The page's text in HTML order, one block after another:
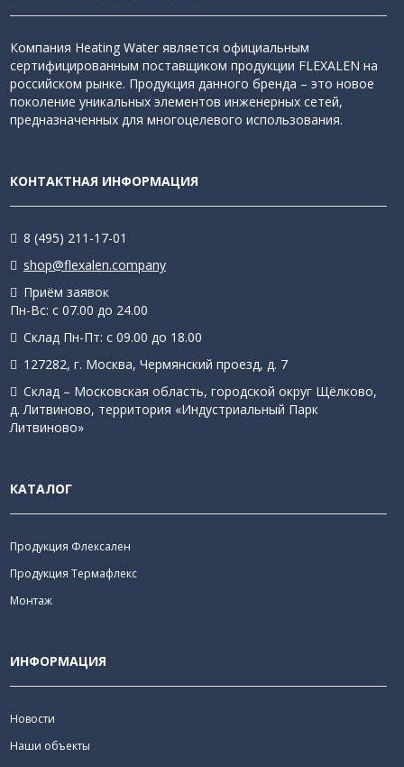
Компания Heating Water является официальным
сертифицированным поставщиком продукции FLEXALEN на
российском рынке. Продукция данного бренда – это новое
поколение уникальных элементов инженерных сетей,
предназначенных для многоцелевого использования.
КОНТАКТНАЯ ИНФОРМАЦИЯ
8 (495) 211-17-01
shop@flexalen.company
Приём заявок
Пн-Вс: с 07.00 до 24.00
Склад Пн-Пт: с 09.00 до 18.00
127282, г. Москва, Чермянский проезд, д. 7
Склад – Московская область, городской округ Щёлково,
д. Литвиново, территория «Индустриальный Парк
Литвиново»
КАТАЛОГ
Продукция Флексален
Продукция Термафлекс
Монтаж
ИНФОРМАЦИЯ
Новости
Наши объекты